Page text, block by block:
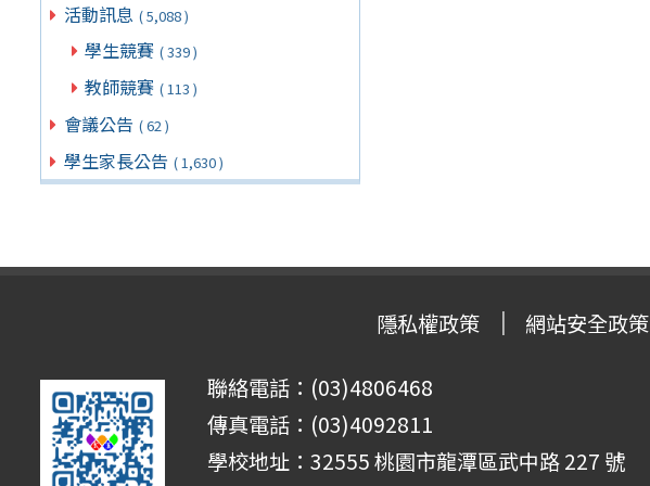
活動訊息 ( 5,088 )
學生競賽 ( 339 )
教師競賽 ( 113 )
會議公告 ( 62 )
學生家長公告 ( 1,630 )
隱私權政策 網站安全政策
聯絡電話：(03)4806468
傳真電話：(03)4092811
學校地址：32555 桃園市龍潭區武中路 227 號